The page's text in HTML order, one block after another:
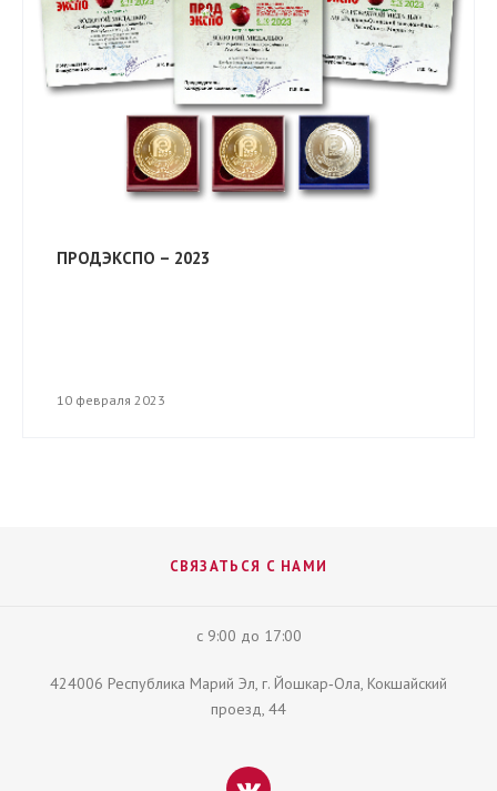
ПРОДЭКСПО – 2023
10 февраля 2023
СВЯЗАТЬСЯ С НАМИ
с 9:00 до 17:00
424006 Республика Марий Эл, г. Йошкар‑Ола, Кокшайский
проезд, 44